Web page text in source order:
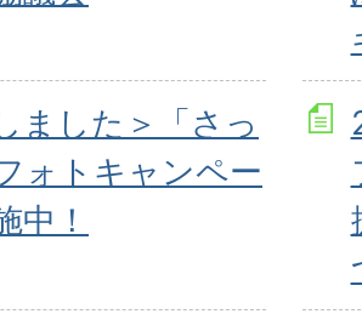
ました＞「さっ
ォトキャンペー
中！